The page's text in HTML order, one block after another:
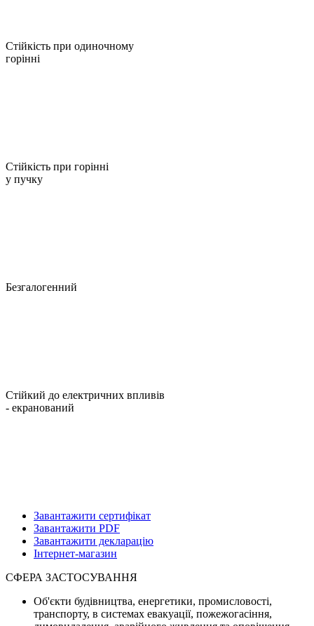
Стійкість при одиночному
горінні
Стійкість при горінні
у пучку
Безгалогенний
Стійкий до електричних впливів
- екранований
Завантажити сертифікат
Завантажити PDF
Завантажити декларацію
Інтернет-магазин
СФЕРА ЗАСТОСУВАННЯ
Об'єкти будівництва, енергетики, промисловості,
транспорту, в системах евакуації, пожежогасіння,